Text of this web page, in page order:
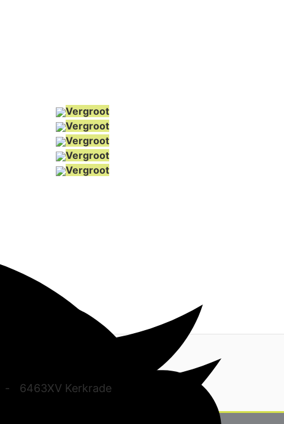
Vergroot
Vergroot
Vergroot
Vergroot
Vergroot
- 6463XV Kerkrade